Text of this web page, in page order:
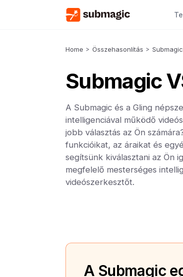
Home > Összehasonlítás >
Submagic
A Submagic és a Gling
intelligenciával működő
jobb választás az Ön
funkcióikat, az áraikat és
segítsünk kiválasztani az Ön
megfelelő mesterséges
videószerkesztőt.
A Submagic